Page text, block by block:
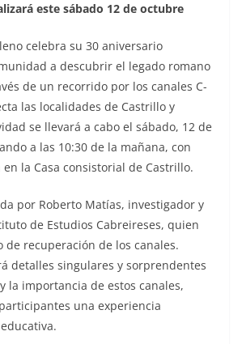
este sábado 12 de octubre
celebra su 30 aniversario
a descubrir el legado romano
de un recorrido por los canales C-
las localidades de Castrillo y
se llevará a cabo el sábado, 12 de
a las 10:30 de la mañana, con
la Casa consistorial de Castrillo.
por Roberto Matías, investigador y
de Estudios Cabreireses, quien
de recuperación de los canales.
detalles singulares y sorprendentes
la importancia de estos canales,
una experiencia